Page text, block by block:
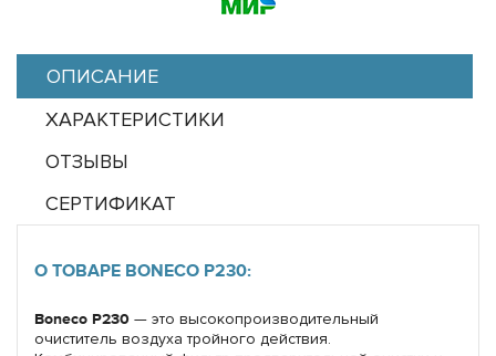
ОПИСАНИЕ
ХАРАКТЕРИСТИКИ
ОТЗЫВЫ
СЕРТИФИКАТ
О ТОВАРЕ BONECO P230:
Boneco P230 — это высокопроизводительный
очиститель воздуха тройного действия.